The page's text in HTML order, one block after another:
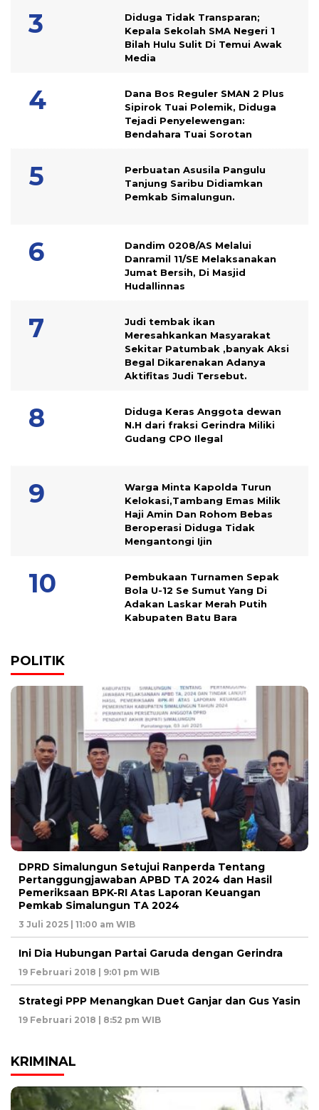
Diduga Tidak Transparan;
Kepala Sekolah SMA Negeri 1
Bilah Hulu Sulit Di Temui Awak
Media
Dana Bos Reguler SMAN 2 Plus
Sipirok Tuai Polemik, Diduga
Tejadi Penyelewengan:
Bendahara Tuai Sorotan
Perbuatan Asusila Pangulu
Tanjung Saribu Didiamkan
Pemkab Simalungun.
Dandim 0208/AS Melalui
Danramil 11/SE Melaksanakan
Jumat Bersih, Di Masjid
Hudallinnas
Judi tembak ikan
Meresahkankan Masyarakat
Sekitar Patumbak ,banyak Aksi
Begal Dikarenakan Adanya
Aktifitas Judi Tersebut.
Diduga Keras Anggota dewan
N.H dari fraksi Gerindra Miliki
Gudang CPO Ilegal
Warga Minta Kapolda Turun
Kelokasi,Tambang Emas Milik
Haji Amin Dan Rohom Bebas
Beroperasi Diduga Tidak
Mengantongi Ijin
Pembukaan Turnamen Sepak
Bola U-12 Se Sumut Yang Di
Adakan Laskar Merah Putih
Kabupaten Batu Bara
POLITIK
DPRD Simalungun Setujui Ranperda Tentang
Pertanggungjawaban APBD TA 2024 dan Hasil
Pemeriksaan BPK-RI Atas Laporan Keuangan
Pemkab Simalungun TA 2024
3 Juli 2025 | 11:00 am WIB
Ini Dia Hubungan Partai Garuda dengan Gerindra
19 Februari 2018 | 9:01 pm WIB
Strategi PPP Menangkan Duet Ganjar dan Gus Yasin
19 Februari 2018 | 8:52 pm WIB
KRIMINAL